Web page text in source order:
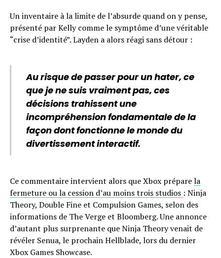
Un inventaire à la limite de l’absurde quand on y pense,
présenté par Kelly comme le symptôme d’une véritable
“crise d’identité”. Layden a alors réagi sans détour :
Au risque de passer pour un hater, ce
que je ne suis vraiment pas, ces
décisions trahissent une
incompréhension fondamentale de la
façon dont fonctionne le monde du
divertissement interactif.
Ce commentaire intervient alors que Xbox préparela
fermeture ou la cession d’au moins trois studios : Ninja
Theory, Double Fine et Compulsion Games, selon des
informations de The Verge et Bloomberg. Une annonce
d’autant plus surprenante que Ninja Theory venait de
révéler Senua, le prochain Hellblade, lors du dernier
Xbox Games Showcase.